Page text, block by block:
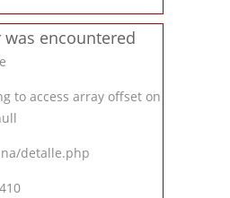
was encountered
to access array offset on
detalle.php